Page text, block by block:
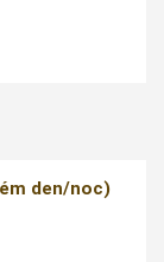
den/noc)